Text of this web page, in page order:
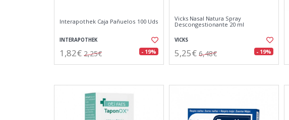
Interapothek Caja Pañuelos 100 Uds
INTERAPOTHEK
1,82€ 2,25€ - 19%
Vicks Nasal Natura Spray
Descongestionante 20 ml
VICKS
5,25€ 6,48€ - 19%